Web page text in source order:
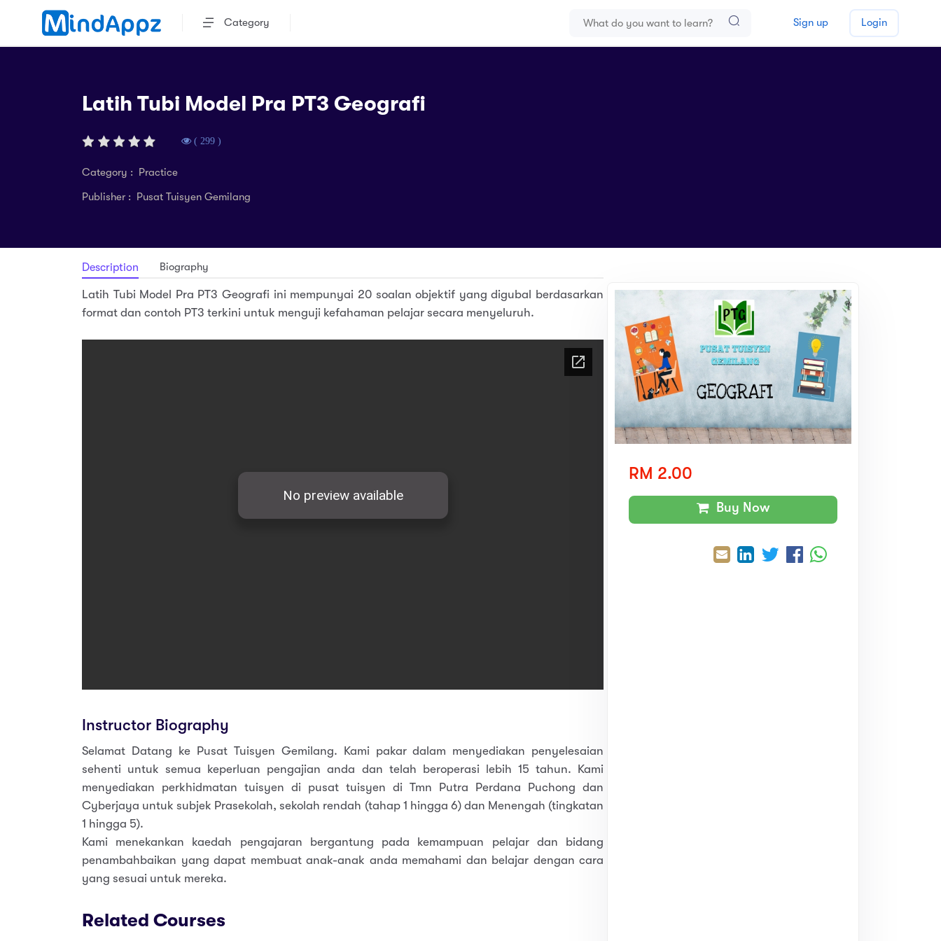
Category Sign up Login
Latih Tubi Model Pra PT3 Geografi
( 299 )
Category : Practice
Publisher : Pusat Tuisyen Gemilang
RM 2.00
Buy Now
Description Biography
Latih Tubi Model Pra PT3 Geografi ini mempunyai 20 soalan objektif yang digubal berdasarkan
format dan contoh PT3 terkini untuk menguji kefahaman pelajar secara menyeluruh.
Instructor Biography
Selamat Datang ke Pusat Tuisyen Gemilang. Kami pakar dalam menyediakan penyelesaian
sehenti untuk semua keperluan pengajian anda dan telah beroperasi lebih 15 tahun. Kami
menyediakan perkhidmatan tuisyen di pusat tuisyen di Tmn Putra Perdana Puchong dan
Cyberjaya untuk subjek Prasekolah, sekolah rendah (tahap 1 hingga 6) dan Menengah (tingkatan
1 hingga 5).
Kami menekankan kaedah pengajaran bergantung pada kemampuan pelajar dan bidang
penambahbaikan yang dapat membuat anak-anak anda memahami dan belajar dengan cara
yang sesuai untuk mereka.
Related Courses